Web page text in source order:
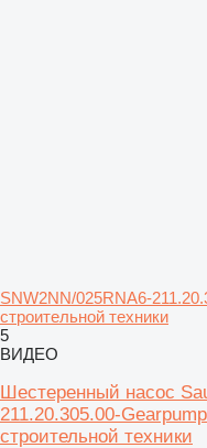
SNW2NN/025RNA6-
строительной техники
5
ВИДЕО
Шестеренный насос
211.20.305.00-
строительной техники